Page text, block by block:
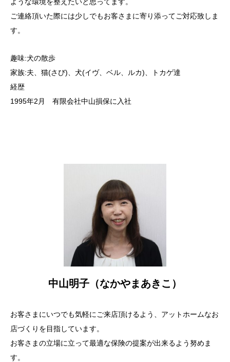
ご連絡頂いた際には少しでもお客さまに寄り添ってご対応致しま
す。
趣味:犬の散歩
家族:夫、猫(さび)、犬(イヴ、ベル、ルカ)、トカゲ達
経歴
1995年2月 有限会社中山損保に入社
中山明子（なかやまあきこ）
お客さまにいつでも気軽にご来店頂けるよう、アットホームなお
店づくりを目指しています。
お客さまの立場に立って最適な保険の提案が出来るよう努めま
す。